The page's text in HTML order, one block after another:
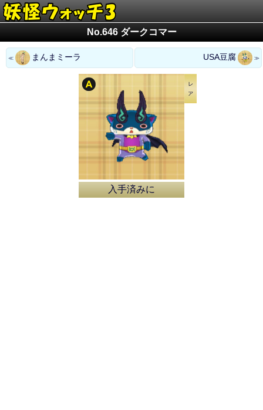
No.646 ダークコマー
まんまミーラ USA豆腐
入手済みに